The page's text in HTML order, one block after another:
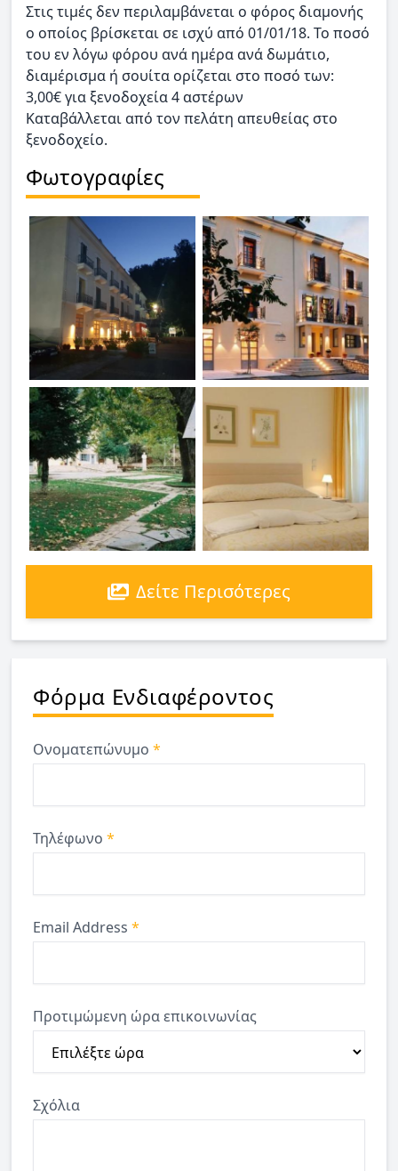
Στις τιμές δεν περιλαμβάνεται ο φόρος διαμονής
ο οποίος βρίσκεται σε ισχύ από 01/01/18. Το ποσό
του εν λόγω φόρου ανά ημέρα ανά δωμάτιο,
διαμέρισμα ή σουίτα ορίζεται στο ποσό των:
3,00€ για ξενοδοχεία 4 αστέρων
Καταβάλλεται από τον πελάτη απευθείας στο
ξενοδοχείο.
Φωτογραφίες
Δείτε Περισότερες
Φόρμα Ενδιαφέροντος
Ονοματεπώνυμο *
Τηλέφωνο *
Email Address *
Προτιμώμενη ώρα επικοινωνίας
Σχόλια